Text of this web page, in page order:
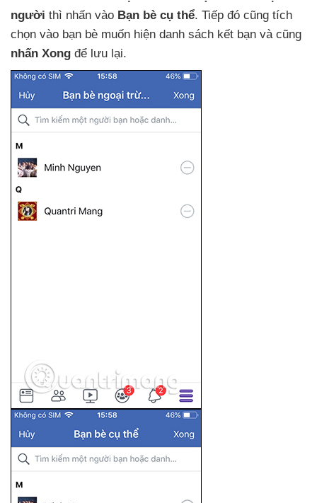
người thì nhấn vào Bạn bè cụ thể. Tiếp đó cũng tích
chọn vào bạn bè muốn hiện danh sách kết bạn và cũng
nhấn Xong để lưu lại.